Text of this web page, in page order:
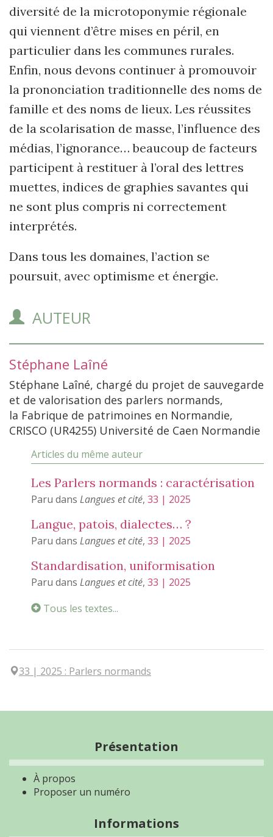
diversité de la microtoponymie régionale
qui viennent d’être mises en péril, en
particulier dans les communes rurales.
Enfin, nous devons continuer à promouvoir
la prononciation traditionnelle des noms de
famille et des noms de lieux. Les réussites
de la scolarisation de masse, l’influence des
médias, l’ignorance… beaucoup de facteurs
participent à restituer à l’oral des lettres
muettes, indices de graphies savantes qui
ne sont plus compris ni correctement
interprétés.
Dans tous les domaines, l’action se
poursuit, avec optimisme et énergie.
AUTEUR
Stéphane Laîné
Stéphane Laîné, chargé du projet de sauvegarde
et de valorisation des parlers normands,
la Fabrique de patrimoines en Normandie,
CRISCO (UR4255) Université de Caen Normandie
Articles du même auteur
Les Parlers normands : caractérisation
Paru dans Langues et cité, 33 | 2025
Langue, patois, dialectes… ?
Paru dans Langues et cité, 33 | 2025
Standardisation, uniformisation
Paru dans Langues et cité, 33 | 2025
Tous les textes...
33 | 2025 : Parlers normands
Présentation
À propos
Proposer un numéro
Informations